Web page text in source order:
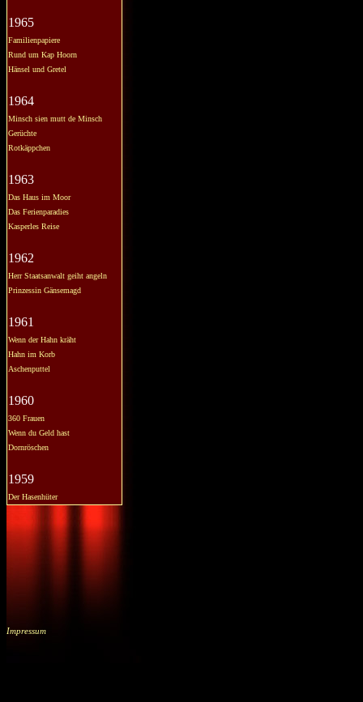
1965
Familienpapiere
Rund um Kap Hoorn
Hänsel und Gretel
1964
Minsch sien mutt de Minsch
Gerüchte
Rotkäppchen
1963
Das Haus im Moor
Das Ferienparadies
Kasperles Reise
1962
Herr Staatsanwalt geiht angeln
Prinzessin Gänsemagd
1961
Wenn der Hahn kräht
Hahn im Korb
Aschenputtel
1960
360 Frauen
Wenn du Geld hast
Dornröschen
1959
Der Hasenhüter
Impressum